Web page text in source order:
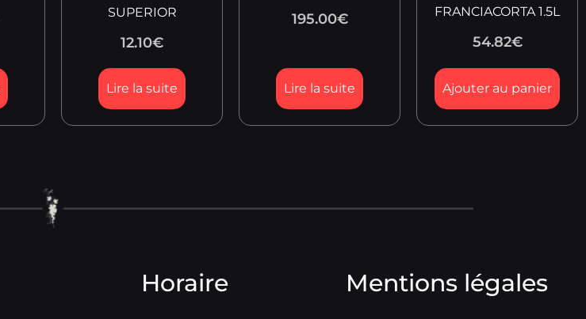
SUPERIOR
12.10€
Lire la suite
195.00€
Lire la suite
FRANCIACORTA 1.5L
54.82€
Ajouter au panier
Horaire Mentions légales